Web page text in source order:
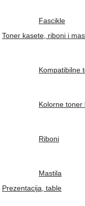
Fascikle
Toner kasete, riboni i
Kompatibilne
Kolorne toner
Riboni
Mastila
Prezentacija, table